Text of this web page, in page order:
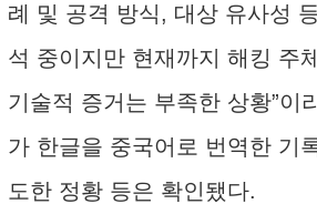
례 및 공격 방식, 대상 유사성
석 중이지만 현재까지 해킹 주
기술적 증거는 부족한 상황”이
가 한글을 중국어로 번역한 기
도한 정황 등은 확인됐다.